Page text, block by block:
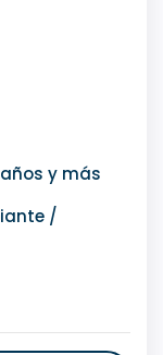
años y más
/